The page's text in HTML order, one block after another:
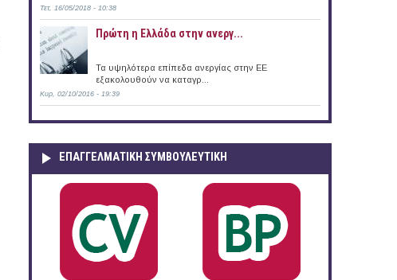
Τετ, 16/05/2018 - 10:38
Πρώτη η Ελλάδα στην ανεργ...
Τα υψηλότερα επίπεδα ανεργίας στην ΕΕ
εξακολουθούν να καταγρ...
Κυρ, 02/10/2016 - 19:39
ΕΠΑΓΓΕΛΜΑΤΙΚΉ ΣΥΜΒΟΥΛΕΥΤΙΚΉ